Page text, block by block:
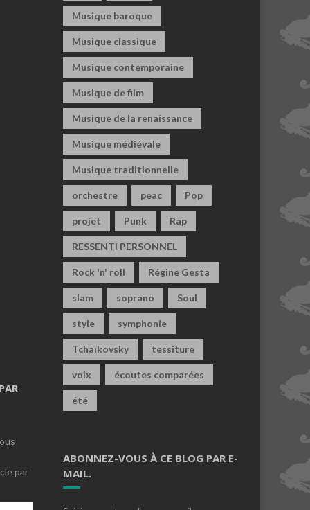
par
Musique baroque
Musique classique
Musique contemporaine
Musique de film
Musique de la renaissance
Musique médiévale
Musique traditionnelle
orchestre peac Pop
projet Punk Rap
RESSENTI PERSONNEL
Rock 'n' roll Régine Gesta
slam soprano Soul
style symphonie
Tchaïkovsky tessiture
voix écoutes comparées
été
ABONNEZ-VOUS À CE BLOG PAR E-
MAIL.